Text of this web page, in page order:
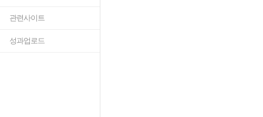
관련사이트
성과업로드